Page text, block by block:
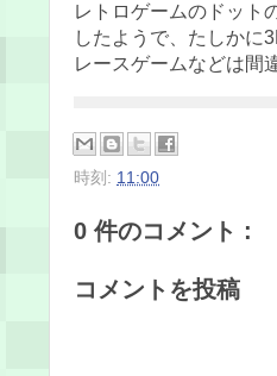
レトロゲームのドット
したようで、たしかに
レースゲームなどは間
時刻: 11:00
0 件のコメント :
コメントを投稿